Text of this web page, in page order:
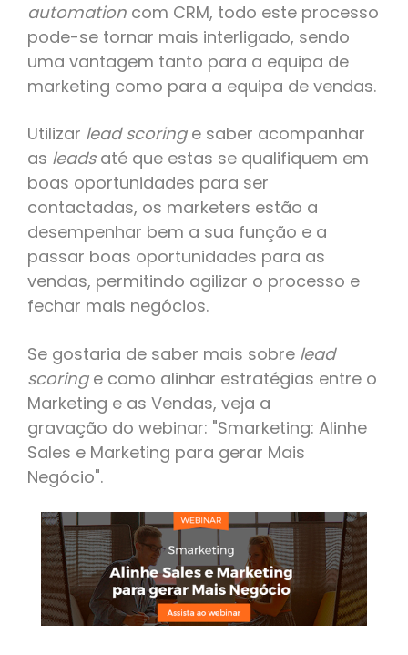
automation com CRM, todo este processo
pode-se tornar mais interligado, sendo
uma vantagem tanto para a equipa de
marketing como para a equipa de vendas.
Utilizar lead scoringe saber acompanhar
as leadsaté que estas se qualifiquem em
boas oportunidades para ser
contactadas, os marketers estão a
desempenhar bem a sua função e a
passar boas oportunidades para as
vendas, permitindo agilizar o processo e
fechar mais negócios.
Se gostaria de saber mais sobre lead
scoringe como alinhar estratégias entre o
Marketing e as Vendas, veja a
gravação do webinar: "Smarketing: Alinhe
Sales e Marketing para gerar Mais
Negócio".